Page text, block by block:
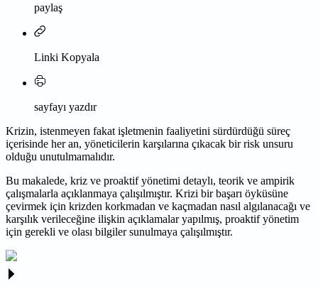
paylaş
Linki Kopyala
sayfayı yazdır
Krizin, istenmeyen fakat işletmenin faaliyetini sürdürdüğü süreç
içerisinde her an, yöneticilerin karşılarına çıkacak bir risk unsuru
olduğu unutulmamalıdır.
Bu makalede, kriz ve proaktif yönetimi detaylı, teorik ve ampirik
çalışmalarla açıklanmaya çalışılmıştır. Krizi bir başarı öyküsüne
çevirmek için krizden korkmadan ve kaçmadan nasıl algılanacağı ve
karşılık verileceğine ilişkin açıklamalar yapılmış, proaktif yönetim
için gerekli ve olası bilgiler sunulmaya çalışılmıştır.